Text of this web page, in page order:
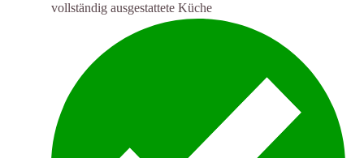
vollständig ausgestattete Küche